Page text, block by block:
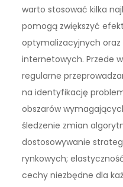
warto stosować kilka
pomogą zwiększyć
optymalizacyjnych
internetowych. Przede
regularne
na identyfikację
obszarów
śledzenie zmian
dostosowywanie
rynkowych;
cechy niezbędne dla